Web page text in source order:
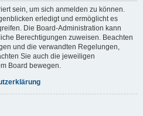
sein, um sich anmelden zu können.
erledigt und ermöglicht es
Die Board-Administration kann
Berechtigungen zuweisen. Beachten
und die verwandten Regelungen,
Sie auch die jeweiligen
Board bewegen.